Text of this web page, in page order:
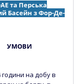
та Перська
Басейн з Фор-Де-
УМОВИ
години на добу в